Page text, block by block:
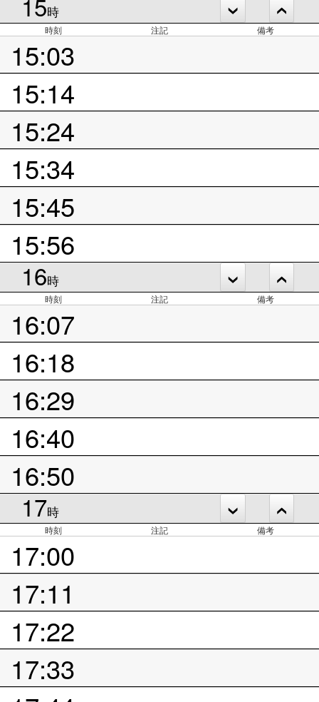
時
時刻 注記 備考
15:03
15:14
15:24
15:34
15:45
15:56
16時
時刻 注記 備考
16:07
16:18
16:29
16:40
16:50
17時
時刻 注記 備考
17:00
17:11
17:22
17:33